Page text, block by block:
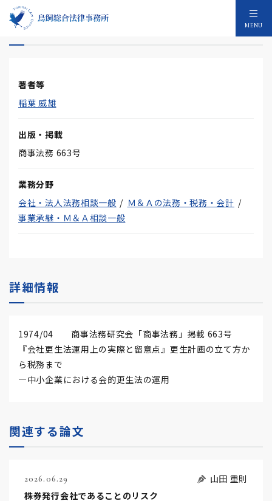
MENU
会社更生法運用上の実際と留意点
著者等
稲葉 威雄
出版・掲載
商事法務 663号
業務分野
会社・法人法務相談一般
Ｍ＆Ａの法務・税務・会計
事業承継・Ｍ＆Ａ相談一般
詳細情報
1974/04 商事法務研究会「商事法務」掲載 663号
『会社更生法運用上の実際と留意点』更生計画の立て方か
ら税務まで
―中小企業における会的更生法の運用
関連する論文
2026.06.29
山田 重則
株券発行会社であることのリスク